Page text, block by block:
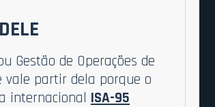
Gestão de Operações de
vale partir dela porque o
internacional ISA-95